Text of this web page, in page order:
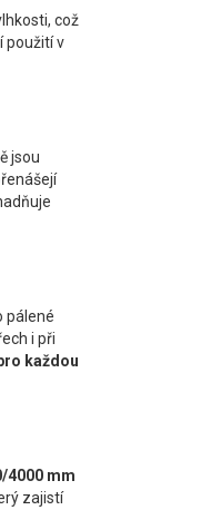
což
použití v
jsou
pálené
i při
každou
4000 mm
zajistí